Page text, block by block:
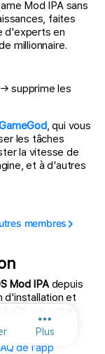
PlusPlus
Mod IPA sans
faites
d'experts en
millionnaire.
→ supprime les
, qui vous
les tâches
la vitesse de
et à d'autres
membres
Mod IPAdepuis
d'installation et
iOS sur votre
de l'app